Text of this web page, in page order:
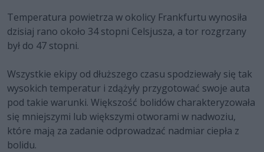
Temperatura powietrza w okolicy Frankfurtu wynosiła
dzisiaj rano około 34 stopni Celsjusza, a tor rozgrzany
był do 47 stopni.
Wszystkie ekipy od dłuższego czasu spodziewały się tak
wysokich temperatur i zdążyły przygotować swoje auta
pod takie warunki. Większość bolidów charakteryzowała
się mniejszymi lub większymi otworami w nadwoziu,
które mają za zadanie odprowadzać nadmiar ciepła z
bolidu.